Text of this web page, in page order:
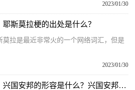
2023/01/30
斯莫拉梗的出处是什么？
莫拉是最近非常火的一个网络词汇，但是
2023/01/30
兴国安邦是什么意思？兴国安邦的形容是什么？兴国安邦基本解释